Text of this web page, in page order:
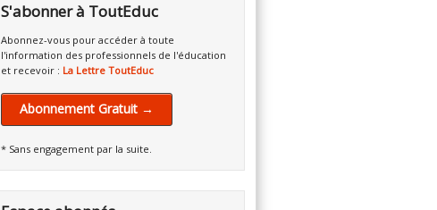
S'abonner à ToutEduc
Abonnez-vous pour accéder à toute
l'information des professionnels de l'éducation
et recevoir : La Lettre ToutEduc
Abonnement Gratuit →
* Sans engagement par la suite.